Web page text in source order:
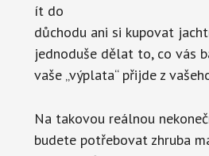
ít do
důchodu ani si kupovat
jednoduše dělat to, co vás
vaše „výplata“ přijde z
Na takovou reálnou
budete potřebovat zhruba